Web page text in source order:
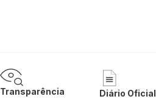
Transparência Diário Oficial